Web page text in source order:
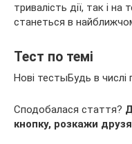
тривалість дії, так і
станеться в
Тест по темі
Нові тестыБудь в
Сподобалася стаття?
кнопку, розкажи